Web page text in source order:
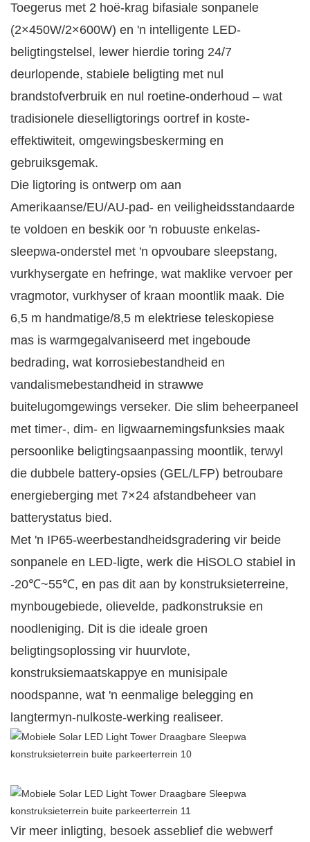
Toegerus met 2 hoë-krag bifasiale sonpanele
(2×450W/2×600W) en 'n intelligente LED-
beligtingstelsel, lewer hierdie toring 24/7
deurlopende, stabiele beligting met nul
brandstofverbruik en nul roetine-onderhoud – wat
tradisionele dieselligtorings oortref in koste-
effektiwiteit, omgewingsbeskerming en
gebruiksgemak.
Die ligtoring is ontwerp om aan
Amerikaanse/EU/AU-pad- en veiligheidsstandaarde
te voldoen en beskik oor 'n robuuste enkelas-
sleepwa-onderstel met 'n opvoubare sleepstang,
vurkhysergate en hefringe, wat maklike vervoer per
vragmotor, vurkhyser of kraan moontlik maak. Die
6,5 m handmatige/8,5 m elektriese teleskopiese
mas is warmgegalvaniseerd met ingeboude
bedrading, wat korrosiebestandheid en
vandalismebestandheid in strawwe
buitelugomgewings verseker. Die slim beheerpaneel
met timer-, dim- en ligwaarnemingsfunksies maak
persoonlike beligtingsaanpassing moontlik, terwyl
die dubbele battery-opsies (GEL/LFP) betroubare
energieberging met 7×24 afstandbeheer van
batterystatus bied.
Met 'n IP65-weerbestandheidsgradering vir beide
sonpanele en LED-ligte, werk die HiSOLO stabiel in
-20℃~55℃, en pas dit aan by konstruksieterreine,
mynbougebiede, olievelde, padkonstruksie en
noodleniging. Dit is die ideale groen
beligtingsoplossing vir huurvlote,
konstruksiemaatskappye en munisipale
noodspanne, wat 'n eenmalige belegging en
langtermyn-nulkoste-werking realiseer.
Vir meer inligting, besoek asseblief die webwerf